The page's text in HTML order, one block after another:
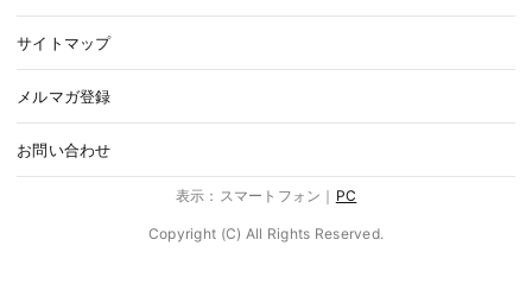
サイトマップ
メルマガ登録
お問い合わせ
表示：スマートフォン｜ PC
Copyright (C) All Rights Reserved.